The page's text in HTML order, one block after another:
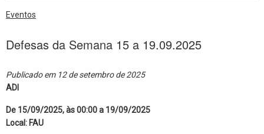
Eventos
Defesas da Semana 15 a 19.09.2025
Publicado em 12 de setembro de 2025
ADI
De 15/09/2025, às 00:00 a 19/09/2025
Local: FAU